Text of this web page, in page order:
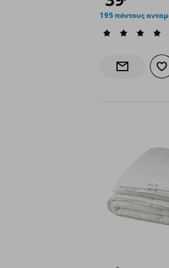
195 πόντους
Ενημέρωση